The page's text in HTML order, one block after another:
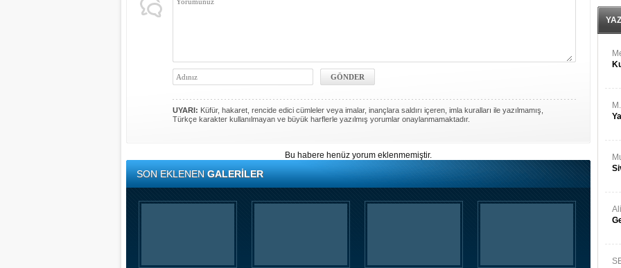
UYARI: Küfür, hakaret, rencide edici cümleler veya imalar, inançlara saldırı içeren, imla kuralları ile yazılmamış,
Türkçe karakter kullanılmayan ve büyük harflerle yazılmış yorumlar onaylanmamaktadır.
Bu habere henüz yorum eklenmemiştir.
SON EKLENENGALERİLER